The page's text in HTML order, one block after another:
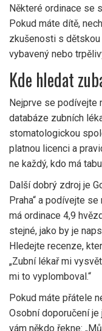
Některé ordinace se
Pokud máte dítě,
zkušenosti s
vybavený nebo
Kde hledat
Nejprve se podívejte
databáze zubních
stomatologickou
platnou licenci a
ne každý, kdo má
Další dobrý zdroj je
Praha“ a podívejte
má ordinace 4,9
stejné, jako by je
Hledejte recenze,
„Zubní lékař mi
mi to vyplomboval.“
Pokud máte přátele
Osobní doporučení
vám někdo řekne: